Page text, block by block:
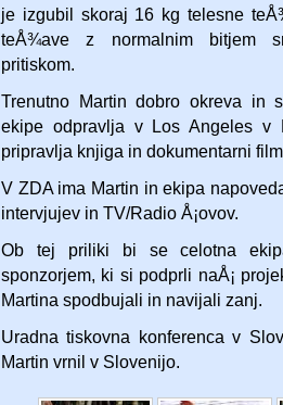
je izgubil skoraj 16 kg telesne
teÅ¾ave z normalnim bitjem
pritiskom.
Trenutno Martin dobro okreva in
ekipe odpravlja v Los Angeles v
pripravlja knjiga in dokumentarni
V ZDA ima Martin in ekipa
intervjujev in TV/Radio Å¡ovov.
Ob tej priliki bi se celotna
sponzorjem, ki si podprli naÅ¡
Martina spodbujali in navijali zanj.
Uradna tiskovna konferenca v
Martin vrnil v Slovenijo.